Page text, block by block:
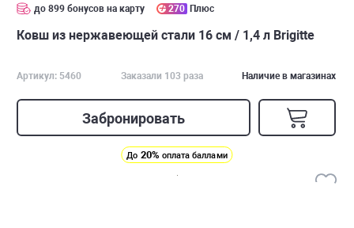
до 899 бонусов на карту 270 Плюс
Ковш из нержавеющей стали 16 см / 1,4 л Brigitte
Артикул: 5460 Заказали 103 раза Наличие в магазинах
Забронировать
До 20% оплата баллами